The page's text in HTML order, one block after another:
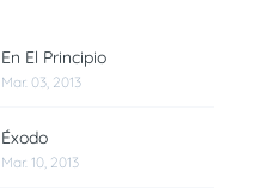
En El Principio
Mar. 03, 2013
Éxodo
Mar. 10, 2013